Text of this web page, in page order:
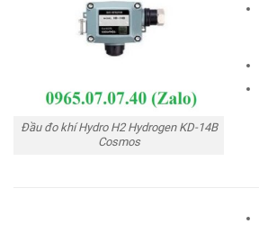
Đầu đo khí Hydro H2 Hydrogen KD-14B
Cosmos